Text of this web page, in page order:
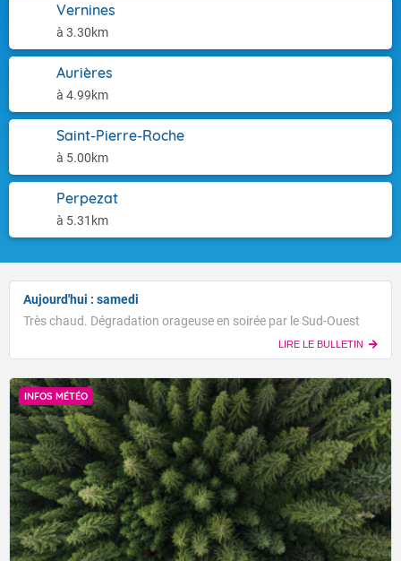
Vernines
à 3.30km
Aurières
à 4.99km
Saint-Pierre-Roche
à 5.00km
Perpezat
à 5.31km
Aujourd'hui : samedi
Très chaud. Dégradation orageuse en soirée par le Sud-Ouest
LIRE LE BULLETIN
INFOS MÉTÉO